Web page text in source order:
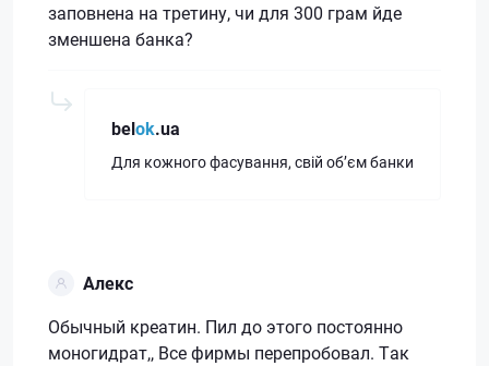
заповнена на третину, чи для 300 грам йде
зменшена банка?
belok.ua
Для кожного фасування, свій обʼєм банки
Алекс
Обычный креатин. Пил до этого постоянно
моногидрат,, Все фирмы перепробовал. Так